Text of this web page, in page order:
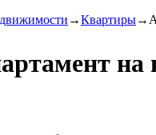
→Квартиры→
на